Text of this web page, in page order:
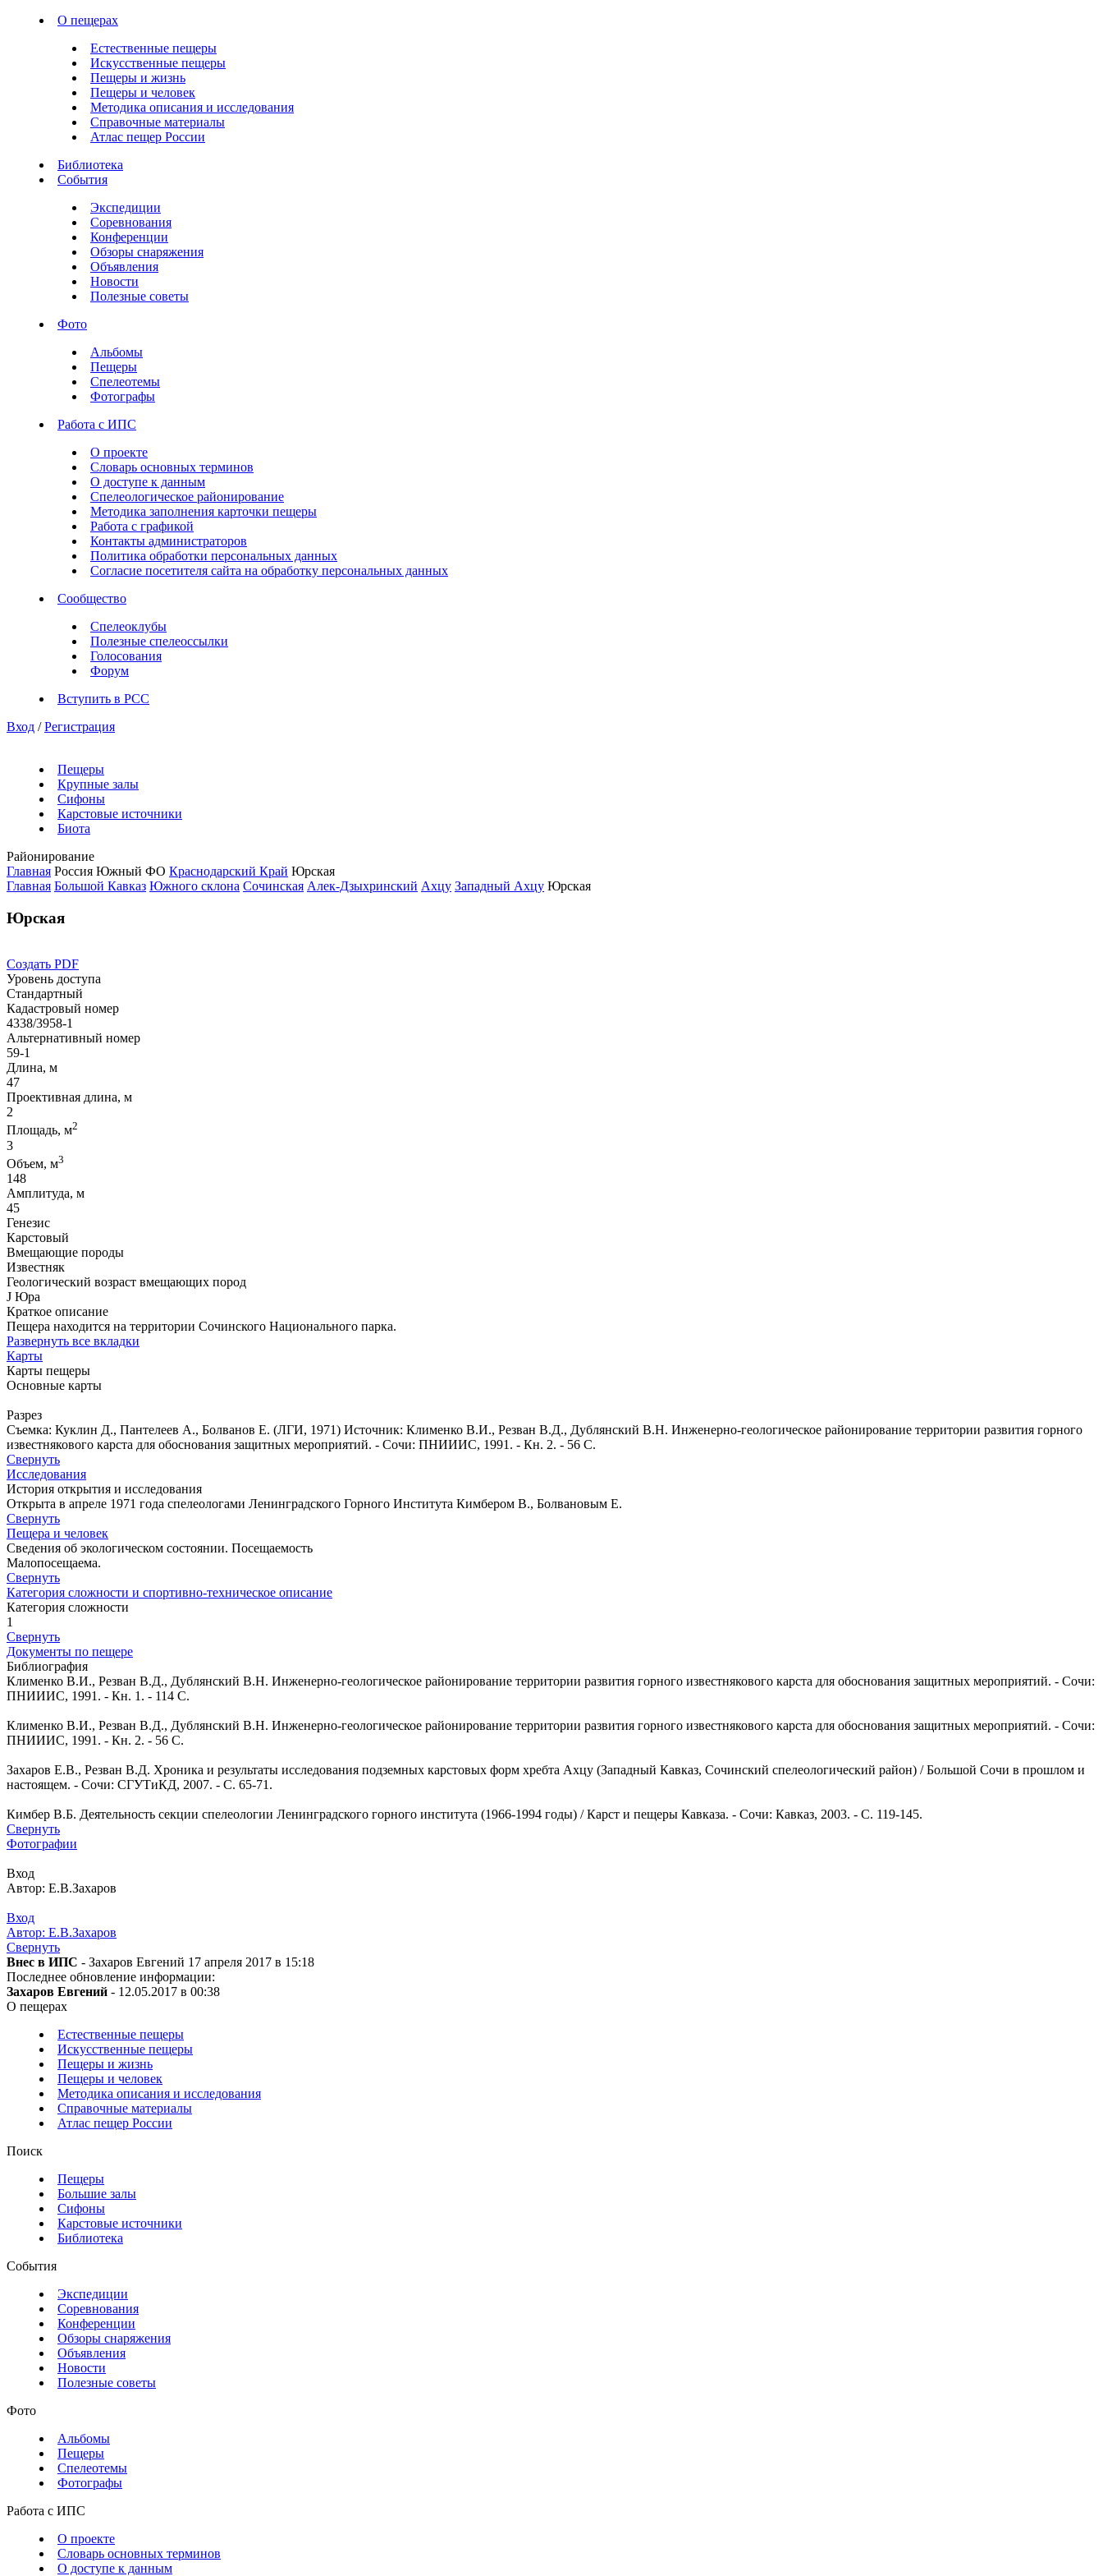
О пещерах
Естественные пещеры
Искусственные пещеры
Пещеры и жизнь
Пещеры и человек
Методика описания и исследования
Справочные материалы
Атлас пещер России
Библиотека
События
Экспедиции
Соревнования
Конференции
Обзоры снаряжения
Объявления
Новости
Полезные советы
Фото
Альбомы
Пещеры
Спелеотемы
Фотографы
Работа с ИПС
О проекте
Словарь основных терминов
О доступе к данным
Спелеологическое районирование
Методика заполнения карточки пещеры
Работа с графикой
Контакты администраторов
Политика обработки персональных данных
Согласие посетителя сайта на обработку персональных данных
Сообщество
Спелеоклубы
Полезные спелеоссылки
Голосования
Форум
Вступить в РСС
Вход / Регистрация
Пещеры
Крупные залы
Сифоны
Карстовые источники
Биота
Районирование
Главная Россия Южный ФО Краснодарский Край Юрская
Главная Большой Кавказ Южного склона Сочинская Алек-Дзыхринский Ахцу Западный Ахцу Юрская
Юрская
Создать PDF
Уровень доступа
Стандартный
Кадастровый номер
4338/3958-1
Альтернативный номер
59-1
Длина, м
47
Проективная длина, м
2
Площадь, м2
3
Объем, м3
148
Амплитуда, м
45
Генезис
Карстовый
Вмещающие породы
Известняк
Геологический возраст вмещающих пород
J Юра
Краткое описание
Пещера находится на территории Сочинского Национального парка.
Развернуть все вкладки
Карты
Карты пещеры
Основные карты
Разрез
Съемка: Куклин Д., Пантелеев А., Болванов Е. (ЛГИ, 1971) Источник: Клименко В.И., Резван В.Д., Дублянский В.Н. Инженерно-геологическое районирование территории развития горного
известнякового карста для обоснования защитных мероприятий. - Сочи: ПНИИИС, 1991. - Кн. 2. - 56 С.
Свернуть
Исследования
История открытия и исследования
Открыта в апреле 1971 года спелеологами Ленинградского Горного Института Кимбером В., Болвановым Е.
Свернуть
Пещера и человек
Сведения об экологическом состоянии. Посещаемость
Малопосещаема.
Свернуть
Категория сложности и спортивно-техническое описание
Категория сложности
1
Свернуть
Документы по пещере
Библиография
Клименко В.И., Резван В.Д., Дублянский В.Н. Инженерно-геологическое районирование территории развития горного известнякового карста для обоснования защитных мероприятий. - Сочи:
ПНИИИС, 1991. - Кн. 1. - 114 С.
Клименко В.И., Резван В.Д., Дублянский В.Н. Инженерно-геологическое районирование территории развития горного известнякового карста для обоснования защитных мероприятий. - Сочи:
ПНИИИС, 1991. - Кн. 2. - 56 С.
Захаров Е.В., Резван В.Д. Хроника и результаты исследования подземных карстовых форм хребта Ахцу (Западный Кавказ, Сочинский спелеологический район) / Большой Сочи в прошлом и
настоящем. - Сочи: СГУТиКД, 2007. - С. 65-71.
Кимбер В.Б. Деятельность секции спелеологии Ленинградского горного института (1966-1994 годы) / Карст и пещеры Кавказа. - Сочи: Кавказ, 2003. - С. 119-145.
Свернуть
Фотографии
Вход
Автор: Е.В.Захаров
Вход
Автор: Е.В.Захаров
Свернуть
Внес в ИПС - Захаров Евгений 17 апреля 2017 в 15:18
Последнее обновление информации:
Захаров Евгений - 12.05.2017 в 00:38
О пещерах
Естественные пещеры
Искусственные пещеры
Пещеры и жизнь
Пещеры и человек
Методика описания и исследования
Справочные материалы
Атлас пещер России
Поиск
Пещеры
Большие залы
Сифоны
Карстовые источники
Библиотека
События
Экспедиции
Соревнования
Конференции
Обзоры снаряжения
Объявления
Новости
Полезные советы
Фото
Альбомы
Пещеры
Спелеотемы
Фотографы
Работа с ИПС
О проекте
Словарь основных терминов
О доступе к данным